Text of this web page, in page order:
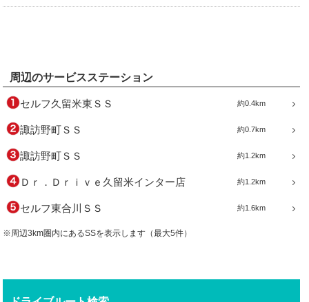
周辺のサービスステーション
約0.4km
セルフ久留米東ＳＳ
約0.7km
諏訪野町ＳＳ
約1.2km
諏訪野町ＳＳ
約1.2km
Ｄｒ．Ｄｒｉｖｅ久留米インター店
約1.6km
セルフ東合川ＳＳ
※周辺3km圏内にあるSSを表示します（最大5件）